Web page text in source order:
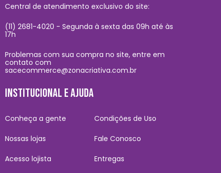
Central de atendimento exclusivo do site:
(11) 2681-4020 - Segunda à sexta das 09h até às
17h
Problemas com sua compra no site, entre em
contato com
sacecommerce@zonacriativa.com.br
INSTITUCIONAL E AJUDA
Conheça a gente
Nossas lojas
Acesso lojista
Condições de Uso
Fale Conosco
Entregas